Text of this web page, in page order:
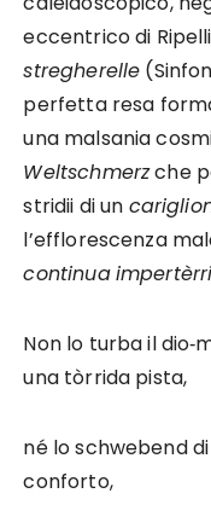
eccentrico di
stregherelle
perfetta resa
una malsania
Weltschmerzche
stridii di un
l’efflorescenza
continua
Non lo turba il
una tòrrida pista,
né lo schwebend
conforto,